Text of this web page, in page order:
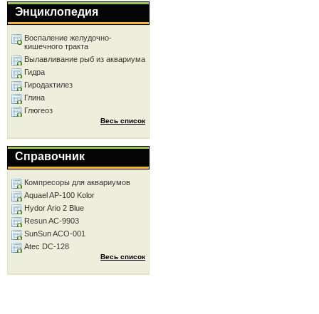
Энциклопедия
Воспаление желудочно-
кишечного тракта
Вылавливание рыб из аквариума
Гидра
Гиродактилез
Глина
Глюгеоз
Весь список
Справочник
Компресоры для аквариумов
Aquael AP-100 Kolor
Hydor Ario 2 Blue
Resun AC-9903
SunSun ACO-001
Atec DC-128
Весь список